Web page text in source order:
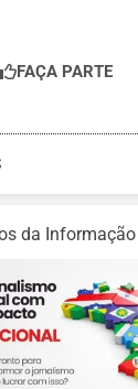
FAÇA PARTE
da Informação